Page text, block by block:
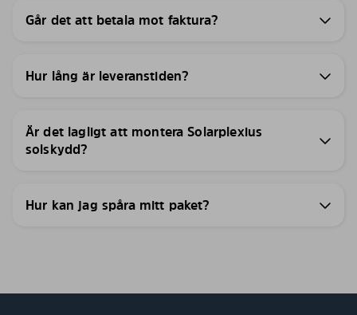
Går det att betala mot faktura?
Hur lång är leveranstiden?
Är det lagligt att montera Solarplexius
solskydd?
Hur kan jag spåra mitt paket?